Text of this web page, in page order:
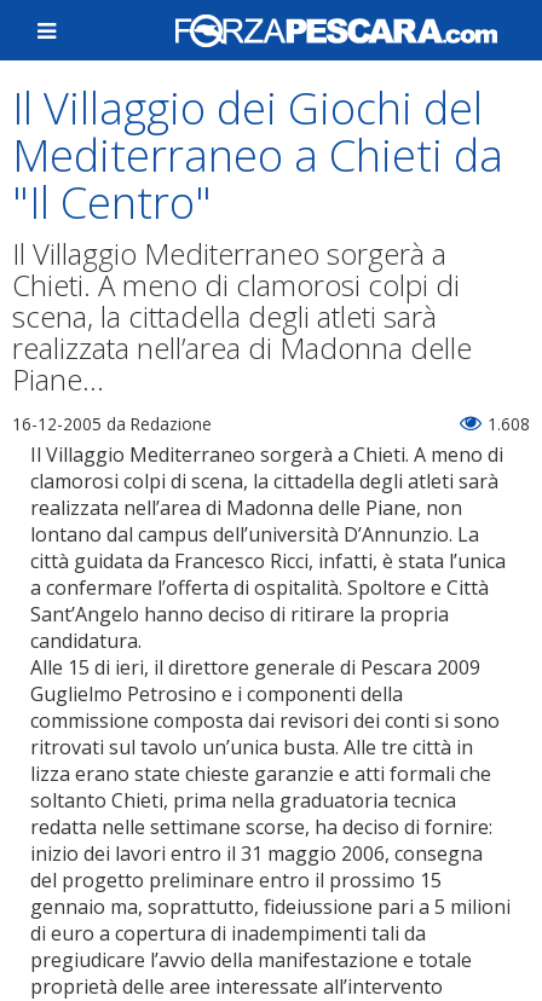
Il Villaggio dei Giochi del
Mediterraneo a Chieti da
"Il Centro"
Il Villaggio Mediterraneo sorgerà a
Chieti. A meno di clamorosi colpi di
scena, la cittadella degli atleti sarà
realizzata nell’area di Madonna delle
Piane...
16-12-2005 da Redazione 1.608
Il Villaggio Mediterraneo sorgerà a Chieti. A meno di
clamorosi colpi di scena, la cittadella degli atleti sarà
realizzata nell’area di Madonna delle Piane, non
lontano dal campus dell’università D’Annunzio. La
città guidata da Francesco Ricci, infatti, è stata l’unica
a confermare l’offerta di ospitalità. Spoltore e Città
Sant’Angelo hanno deciso di ritirare la propria
candidatura.
Alle 15 di ieri, il direttore generale di Pescara 2009
Guglielmo Petrosino e i componenti della
commissione composta dai revisori dei conti si sono
ritrovati sul tavolo un’unica busta. Alle tre città in
lizza erano state chieste garanzie e atti formali che
soltanto Chieti, prima nella graduatoria tecnica
redatta nelle settimane scorse, ha deciso di fornire:
inizio dei lavori entro il 31 maggio 2006, consegna
del progetto preliminare entro il prossimo 15
gennaio ma, soprattutto, fideiussione pari a 5 milioni
di euro a copertura di inadempimenti tali da
pregiudicare l’avvio della manifestazione e totale
proprietà delle aree interessate all’intervento